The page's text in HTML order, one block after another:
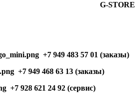
G-STORE
+7 949 483 57 01 (заказы)
+7 949 468 63 13 (заказы)
+7 928 621 24 92 (сервис)